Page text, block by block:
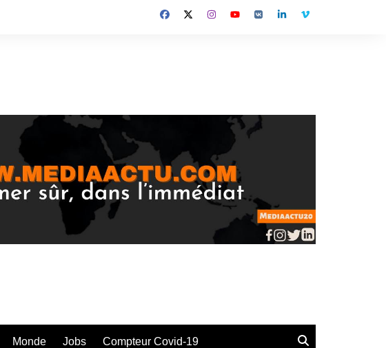
Monde Jobs Compteur Covid-19